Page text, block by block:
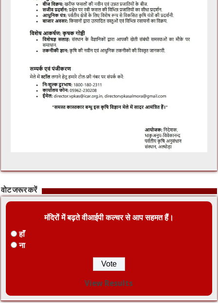
वोट जरूर करें
मंदिरों में बढ़ते वीआईपी कल्चर से आप सहमत हैं।
हाँ
ना
View Results